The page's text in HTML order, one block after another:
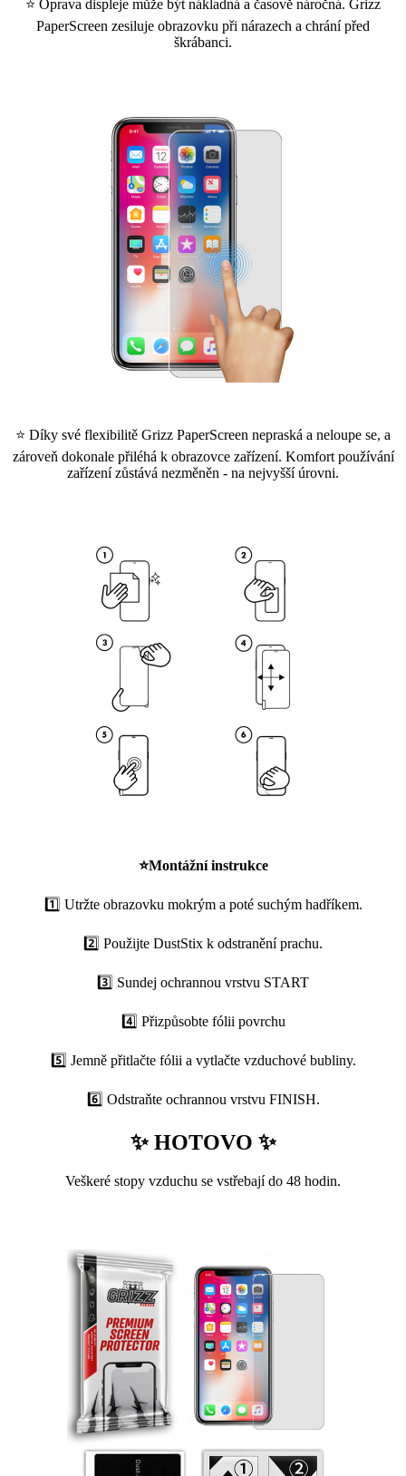
⭐ Oprava displeje může být nákladná a časově náročná. Grizz
PaperScreen zesiluje obrazovku při nárazech a chrání před
škrábanci.
⭐ Díky své flexibilitě Grizz PaperScreen nepraská a neloupe se, a
zároveň dokonale přiléhá k obrazovce zařízení. Komfort používání
zařízení zůstává nezměněn - na nejvyšší úrovni.
⭐Montážní instrukce
1️⃣ Utržte obrazovku mokrým a poté suchým hadříkem.
2️⃣ Použijte DustStix k odstranění prachu.
3️⃣ Sundej ochrannou vrstvu START
4️⃣ Přizpůsobte fólii povrchu
5️⃣ Jemně přitlačte fólii a vytlačte vzduchové bubliny.
6️⃣ Odstraňte ochrannou vrstvu FINISH.
✨ HOTOVO ✨
Veškeré stopy vzduchu se vstřebají do 48 hodin.